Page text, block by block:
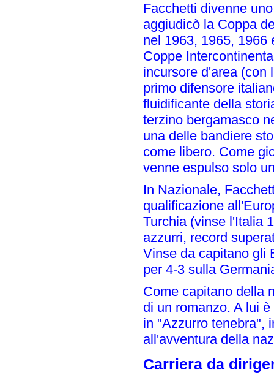
Facchetti divenne
aggiudicò la Coppa
nel 1963, 1965, 1966
Coppe
incursore d'area (con
primo difensore
fluidificante della
terzino bergamasco
una delle bandiere
come libero. Come
venne espulso solo
In Nazionale,
qualificazione
Turchia(vinse l'Italia
azzurri, record
Vinse da capitano gli
per 4-3 sulla
Come capitano della
di un romanzo. A lui
in "Azzurro tenebra",
all'avventura della
Carriera da